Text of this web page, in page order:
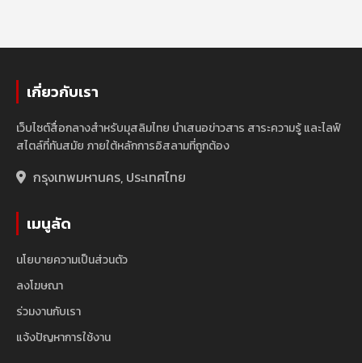
เกี่ยวกับเรา
เว็บไซต์สื่อกลางสำหรับมุสลิมไทย นำเสนอข่าวสาร สาระความรู้ และไลฟ์
สไตล์ที่ทันสมัย ภายใต้หลักการอิสลามที่ถูกต้อง
กรุงเทพมหานคร, ประเทศไทย
เมนูลัด
นโยบายความเป็นส่วนตัว
ลงโฆษณา
ร่วมงานกับเรา
แจ้งปัญหาการใช้งาน